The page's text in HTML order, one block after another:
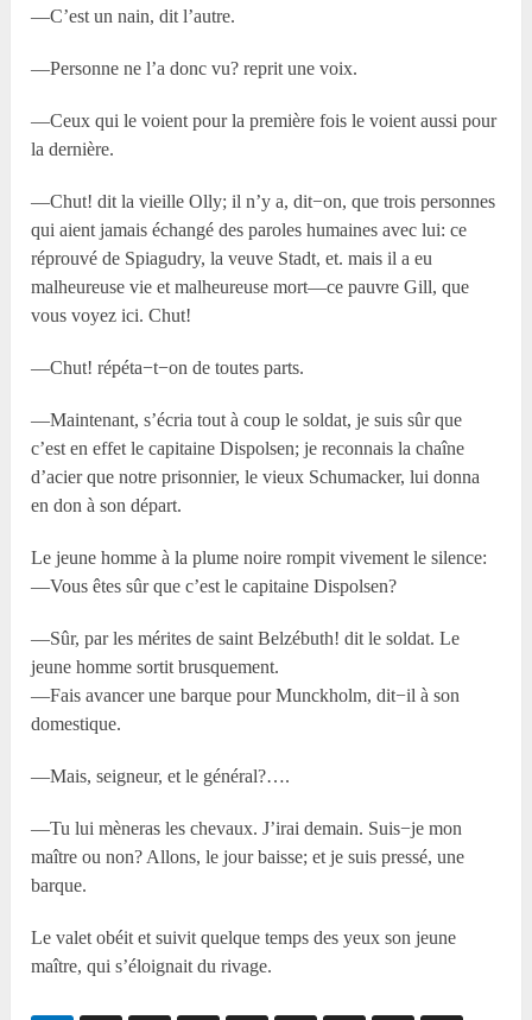
—C’est un nain, dit l’autre.
—Personne ne l’a donc vu? reprit une voix.
—Ceux qui le voient pour la première fois le voient aussi pour
la dernière.
—Chut! dit la vieille Olly; il n’y a, dit−on, que trois personnes
qui aient jamais échangé des paroles humaines avec lui: ce
réprouvé de Spiagudry, la veuve Stadt, et. mais il a eu
malheureuse vie et malheureuse mort—ce pauvre Gill, que
vous voyez ici. Chut!
—Chut! répéta−t−on de toutes parts.
—Maintenant, s’écria tout à coup le soldat, je suis sûr que
c’est en effet le capitaine Dispolsen; je reconnais la chaîne
d’acier que notre prisonnier, le vieux Schumacker, lui donna
en don à son départ.
Le jeune homme à la plume noire rompit vivement le silence:
—Vous êtes sûr que c’est le capitaine Dispolsen?
—Sûr, par les mérites de saint Belzébuth! dit le soldat. Le
jeune homme sortit brusquement.
—Fais avancer une barque pour Munckholm, dit−il à son
domestique.
—Mais, seigneur, et le général?….
—Tu lui mèneras les chevaux. J’irai demain. Suis−je mon
maître ou non? Allons, le jour baisse; et je suis pressé, une
barque.
Le valet obéit et suivit quelque temps des yeux son jeune
maître, qui s’éloignait du rivage.